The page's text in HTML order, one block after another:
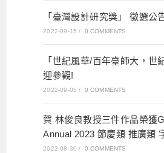
「臺灣設計研究獎」 徵選公
2022-09-15 / 0 COMMENTS
「世紀風華/百年臺師大，世
迎參觀!
2022-09-05 / 0 COMMENTS
賀 林俊良教授三件作品榮獲
Annual 2023 節慶類 推廣類
2022-08-30 / 0 COMMENTS